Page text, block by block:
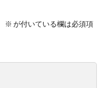
※ が付いている欄は必須項